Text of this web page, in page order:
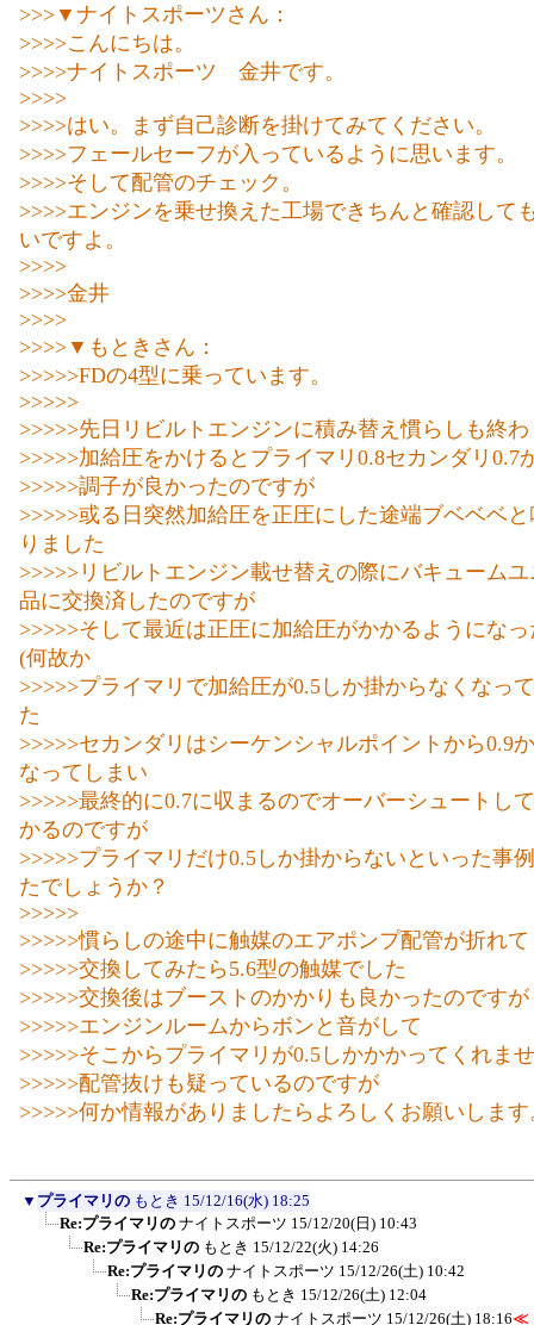
>>>▼ナイトスポーツさん：
>>>>こんにちは。
>>>>ナイトスポーツ 金井です。
>>>>
>>>>はい。まず自己診断を掛けてみてください。
>>>>フェールセーフが入っているように思います。
>>>>そして配管のチェック。
>>>>エンジンを乗せ換えた工場できちんと確認して
いですよ。
>>>>
>>>>金井
>>>>
>>>>▼もときさん：
>>>>>FDの4型に乗っています。
>>>>>
>>>>>先日リビルトエンジンに積み替え慣らしも終わ
>>>>>加給圧をかけるとプライマリ0.8セカンダリ0.7
>>>>>調子が良かったのですが
>>>>>或る日突然加給圧を正圧にした途端ブベベベ
りました
>>>>>リビルトエンジン載せ替えの際にバキューム
品に交換済したのですが
>>>>>そして最近は正圧に加給圧がかかるようにな
(何故か
>>>>>プライマリで加給圧が0.5しか掛からなくなっ
た
>>>>>セカンダリはシーケンシャルポイントから0.9
なってしまい
>>>>>最終的に0.7に収まるのでオーバーシュートし
かるのですが
>>>>>プライマリだけ0.5しか掛からないといった事
たでしょうか？
>>>>>
>>>>>慣らしの途中に触媒のエアポンプ配管が折れ
>>>>>交換してみたら5.6型の触媒でした
>>>>>交換後はブーストのかかりも良かったのですが
>>>>>エンジンルームからボンと音がして
>>>>>そこからプライマリが0.5しかかかってくれま
>>>>>配管抜けも疑っているのですが
>>>>>何か情報がありましたらよろしくお願いします
▼ プライマリの もとき 15/12/16(水) 18:25
Re:プライマリの ナイトスポーツ 15/12/20(日) 10:43
Re:プライマリの もとき 15/12/22(火) 14:26
Re:プライマリの ナイトスポーツ 15/12/26(土) 10:42
Re:プライマリの もとき 15/12/26(土) 12:04
Re:プライマリの ナイトスポーツ 15/12/26(土) 18:16≪